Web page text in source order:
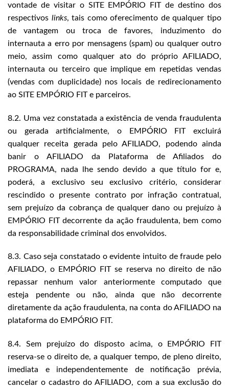
vontade de visitar o SITE EMPÓRIO FIT de destino dos
respectivos links, tais como oferecimento de qualquer tipo
de vantagem ou troca de favores, induzimento do
internauta a erro por mensagens (spam) ou qualquer outro
meio, assim como qualquer ato do próprio AFILIADO,
internauta ou terceiro que implique em repetidas vendas
(vendas com duplicidade) nos locais de redirecionamento
ao SITE EMPÓRIO FIT e parceiros.
8.2. Uma vez constatada a existência de venda fraudulenta
ou gerada artificialmente, o EMPÓRIO FIT excluirá
qualquer receita gerada pelo AFILIADO, podendo ainda
banir o AFILIADO da Plataforma de Afiliados do
PROGRAMA, nada lhe sendo devido a que título for e,
poderá, a exclusivo seu exclusivo critério, considerar
rescindido o presente contrato por infração contratual,
sem prejuízo da cobrança de qualquer dano ou prejuízo à
EMPÓRIO FIT decorrente da ação fraudulenta, bem como
da responsabilidade criminal dos envolvidos.
8.3. Caso seja constatado o evidente intuito de fraude pelo
AFILIADO, o EMPÓRIO FIT se reserva no direito de não
repassar nenhum valor anteriormente computado que
esteja pendente ou não, ainda que não decorrente
diretamente da ação fraudulenta, na conta do AFILIADO na
plataforma do EMPÓRIO FIT.
8.4. Sem prejuízo do disposto acima, o EMPÓRIO FIT
reserva-se o direito de, a qualquer tempo, de pleno direito,
imediata e independentemente de notificação prévia,
cancelar o cadastro do AFILIADO, com a sua exclusão do